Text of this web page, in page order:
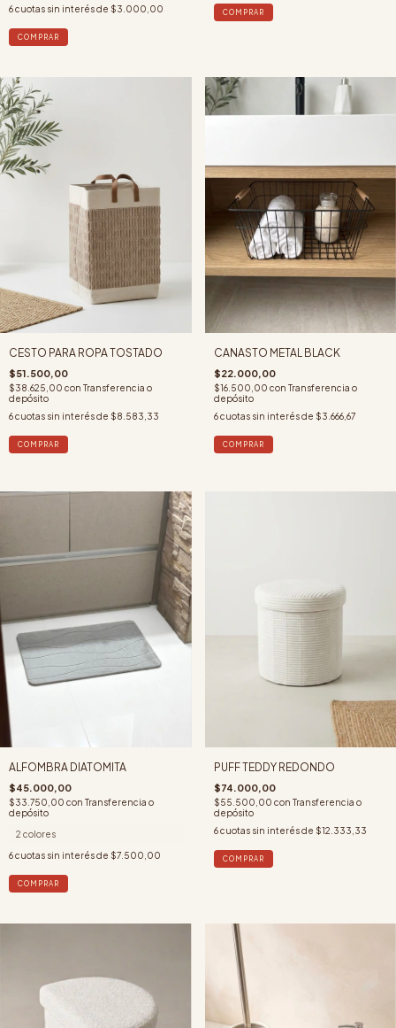
6cuotas sin interés de $3.000,00
COMPRAR
CESTO PARA ROPA TOSTADO
$51.500,00
$38.625,00 con Transferencia o
depósito
6cuotas sin interés de $8.583,33
CANASTO METAL BLACK
$22.000,00
$16.500,00 con Transferencia o
depósito
6 cuotas sin interés de $3.666,67
ALFOMBRA DIATOMITA
$45.000,00
$33.750,00 con Transferencia o
depósito
2 colores
6cuotas sin interés de $7.500,00
COMPRAR
PUFF TEDDY REDONDO
$74.000,00
$55.500,00 con Transferencia o
depósito
6 cuotas sin interés de $12.333,33